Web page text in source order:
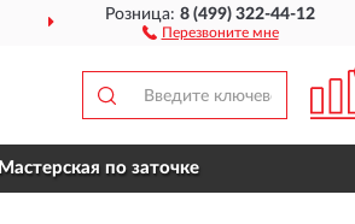
ДОСТАВИМ
Розница:8 (499) 322-44-12
Перезвоните мне
Мастерская по заточке